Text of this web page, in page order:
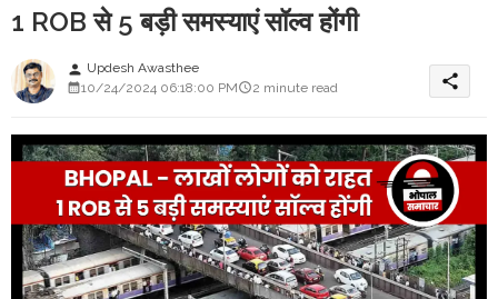
1 ROB से 5 बड़ी समस्याएं सॉल्व होंगी
person Updesh Awasthee
10/24/2024 06:18:00 PM
2 minute read share